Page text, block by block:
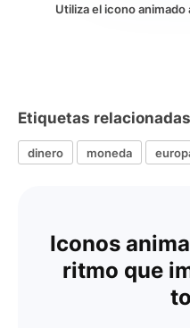
Utiliza el icono
Etiquetas relacionadas
dinero moneda
Iconos
ritmo que